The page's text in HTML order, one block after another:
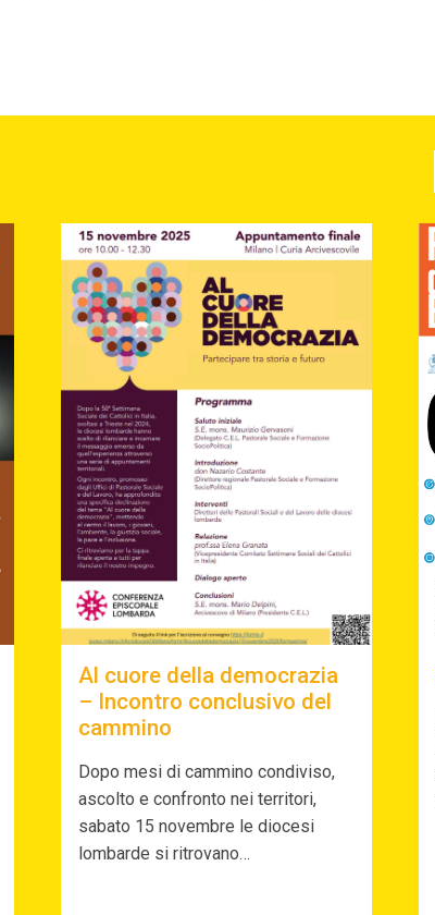
Al cuore della democrazia
– Incontro conclusivo del
cammino
Dopo mesi di cammino condiviso,
ascolto e confronto nei territori,
sabato 15 novembre le diocesi
lombarde si ritrovano…